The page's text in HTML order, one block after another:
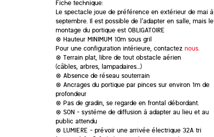
Fiche technique:
Le spectacle joue de préférence en extérieur de mai à
septembre. Il est possible de l’adapter en salle, mais le
montage du portique est OBLIGATOIRE
⊗ Hauteur MINIMUM 10m sous gril
Pour une configuration intérieure, contactez nous.
⊗ Terrain plat, libre de tout obstacle aérien
(câbles, arbres, lampadaires…)
⊗ Absence de réseau souterrain
⊗ Ancrages du portique par pinces sur environ 1m de
profondeur
⊗ Pas de gradin, se regarde en frontal débordant.
⊗ SON – système de diffusion à adapter au lieu et au
public attendu
⊗ LUMIERE – prévoir une arrivée électrique 32A tri